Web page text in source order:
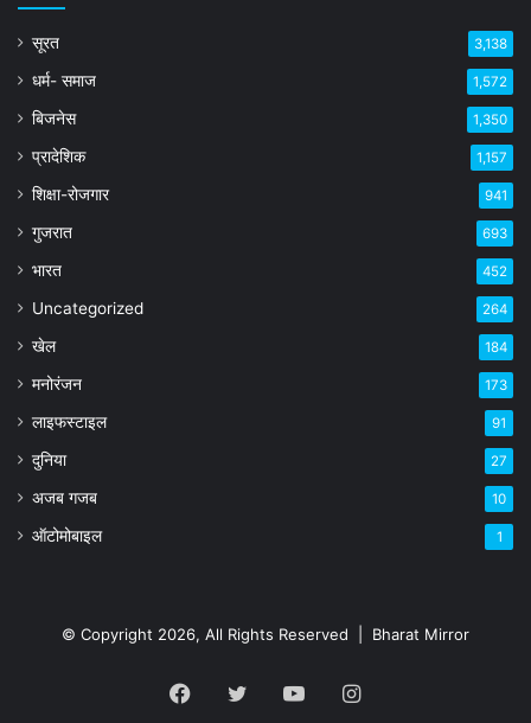
सूरत 3,138
धर्म- समाज 1,572
बिजनेस 1,350
प्रादेशिक 1,157
शिक्षा-रोजगार 941
गुजरात 693
भारत 452
Uncategorized 264
खेल 184
मनोरंजन 173
लाइफस्टाइल 91
दुनिया 27
अजब गजब 10
ऑटोमोबाइल 1
© Copyright 2026, All Rights Reserved | Bharat Mirror
Facebook
Twitter YouTubeInstagram